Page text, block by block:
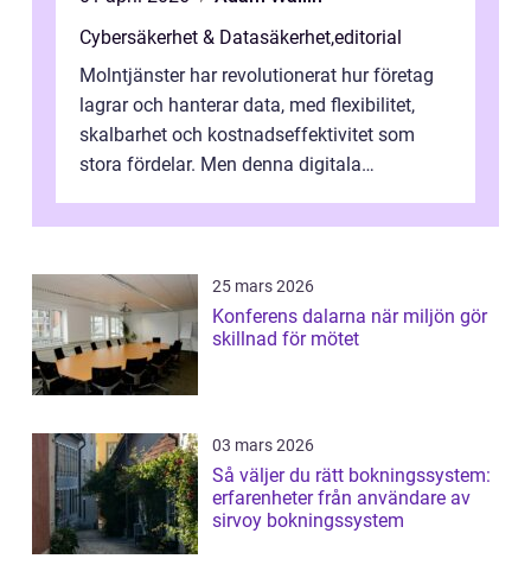
Cybersäkerhet & Datasäkerhet,editorial
Molntjänster har revolutionerat hur företag
lagrar och hanterar data, med flexibilitet,
skalbarhet och kostnadseffektivitet som
stora fördelar. Men denna digitala
25 mars 2026
Konferens dalarna när miljön gör
skillnad för mötet
03 mars 2026
Så väljer du rätt bokningssystem:
erfarenheter från användare av
sirvoy bokningssystem